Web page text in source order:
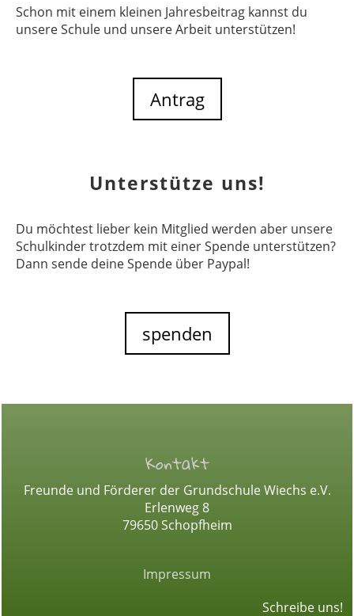
Schon mit einem kleinen Jahresbeitrag kannst du
unsere Schule und unsere Arbeit unterstützen!
Antrag
Unterstütze uns!
Du möchtest lieber kein Mitglied werden aber unsere
Schulkinder trotzdem mit einer Spende unterstützen?
Dann sende deine Spende über Paypal!
spenden
Kontakt
Freunde und Förderer der Grundschule Wiechs e.V.
Erlenweg 8
79650Schopfheim
Impressum
Schreibe uns!